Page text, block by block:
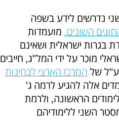
נדרשים לידע בשפה
השונים. מועמדות
בגרות ישראלית ושאינם
מוכר על ידי המל"ג, חייבים
של המרכז הארצי לבחינות
אלה להגיע לרמה ג'
הראשונה, ולרמת
השני ללימודיהם